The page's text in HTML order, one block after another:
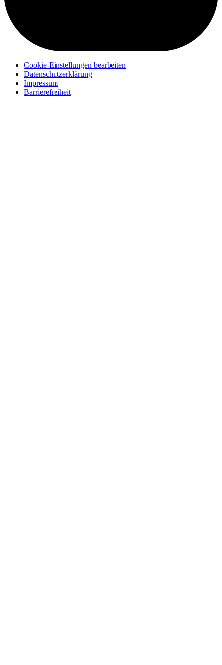
Cookie-Einstellungen bearbeiten
Datenschutzerklärung
Impressum
Barrierefreiheit